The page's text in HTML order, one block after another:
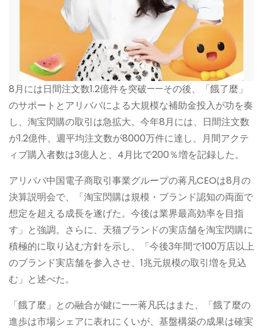
8月には日間注文数1.2億件を突破——その後、「餓了麼」
のサポートとアリババによる大規模な補助金投入が功を奏
し、淘宝閃購の取引は急拡大。今年8月には、日間注文数
が1.2億件、週平均注文数が8000万件に達し、月間アクテ
ィブ購入者数は3億人と、4月比で200％増を記録した。
アリババ中国電子商取引事業グループの蒋凡CEOは8月の
決算説明会で、「淘宝閃購は規模・ブランド認知の両面で
想定を超える成長を遂げた。今後は業界最高効率を目指
す」と強調。さらに、天猫ブランドの実店舗を淘宝閃購に
積極的に取り込む方針を示し、「今後3年間で100万店以上
のブランド実店舗を参入させ、1兆元規模の取引増を見込
む」と述べた。
「餓了麼」との融合が鍵に——蒋凡氏はまた、「餓了麼の
進歩は市場シェアに表れにくいが、基盤構築の成果は確実